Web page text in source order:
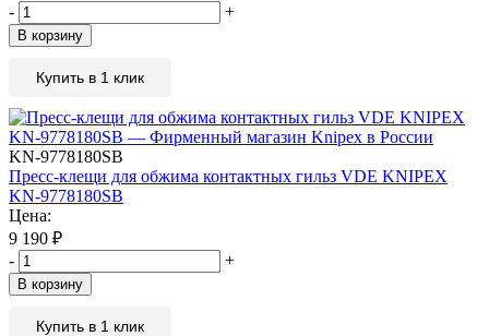
-
+
В корзину
Купить в 1 клик
KN-9778180SB
Пресс-клещи для обжима контактных гильз VDE KNIPEX
KN-9778180SB
Цена:
9 190 ₽
-
+
В корзину
Купить в 1 клик